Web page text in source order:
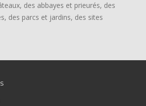
des abbayes et prieurés, des
des parcs et jardins, des sites